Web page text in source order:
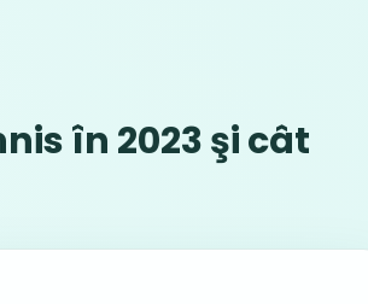
în 2023 şi cât